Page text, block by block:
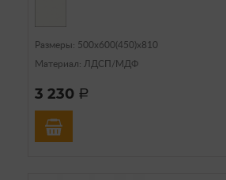
Размеры: 500х600(450)х810
Материал: ЛДСП/МДФ
3 230 a